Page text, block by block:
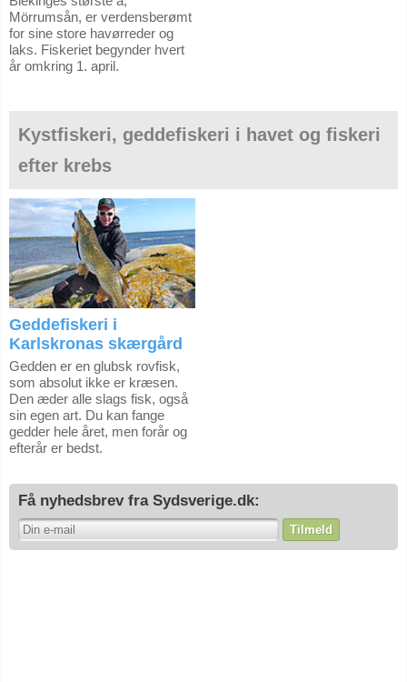
Mörrumsån, er verdensberømt
for sine store havørreder og
laks. Fiskeriet begynder hvert
år omkring 1. april.
Kystfiskeri, geddefiskeri i havet og fiskeri
efter krebs
Geddefiskeri i
Karlskronas skærgård
Gedden er en glubsk rovfisk,
som absolut ikke er kræsen.
Den æder alle slags fisk, også
sin egen art. Du kan fange
gedder hele året, men forår og
efterår er bedst.
Få nyhedsbrev fra Sydsverige.dk:
Tilmeld